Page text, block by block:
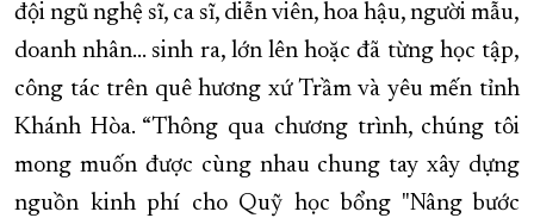
đội ngũ nghệ sĩ, ca sĩ, diễn viên, hoa hậu, người mẫu,
doanh nhân… sinh ra, lớn lên hoặc đã từng học tập,
công tác trên quê hương xứ Trầm và yêu mến tỉnh
Khánh Hòa. “Thông qua chương trình, chúng tôi
mong muốn được cùng nhau chung tay xây dựng
nguồn kinh phí cho Quỹ học bổng "Nâng bước